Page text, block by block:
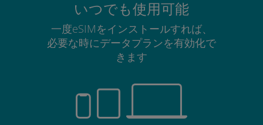
いつでも使用可能
一度eSIMをインストールすれば、
必要な時にデータプランを有効化で
きます